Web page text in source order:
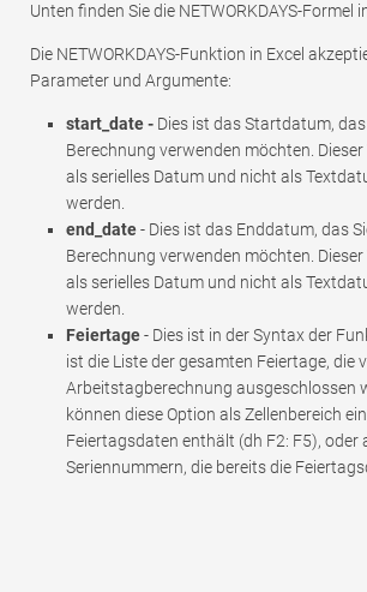
Unten finden Sie die NETWORKDAYS-Formel in
Die NETWORKDAYS-Funktion in Excel
Parameter und Argumente:
start_date - Dies ist das Startdatum,
Berechnung verwenden möchten.
als serielles Datum und nicht als
werden.
end_date- Dies ist das Enddatum, das
Berechnung verwenden möchten.
als serielles Datum und nicht als
werden.
Feiertage- Dies ist in der Syntax der
ist die Liste der gesamten Feiertage, die
Arbeitstagberechnung ausgeschlossen
können diese Option als Zellenbereich
Feiertagsdaten enthält (dh F2: F5), oder
Seriennummern, die bereits die